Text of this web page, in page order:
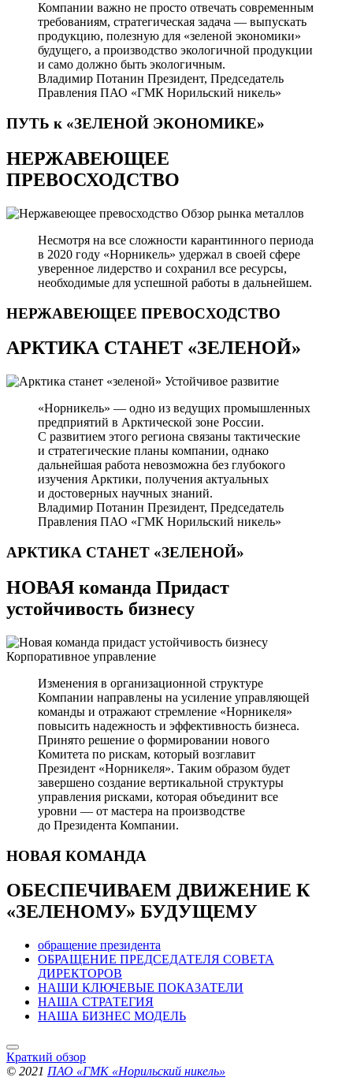
Компании важно не просто отвечать современным
требованиям, стратегическая задача — выпускать
продукцию, полезную для «зеленой экономики»
будущего, а производство экологичной продукции
и само должно быть экологичным.
Владимир Потанин Президент, Председатель
Правления ПАО «ГМК Норильский никель»
ПУТЬ к «ЗЕЛЕНОЙ ЭКОНОМИКЕ»
НЕРЖАВЕЮЩЕЕ
ПРЕВОСХОДСТВО
Обзор рынка металлов
Несмотря на все сложности карантинного периода
в 2020 году «Норникель» удержал в своей сфере
уверенное лидерство и сохранил все ресурсы,
необходимые для успешной работы в дальнейшем.
НЕРЖАВЕЮЩЕЕ ПРЕВОСХОДСТВО
АРКТИКА СТАНЕТ «ЗЕЛЕНОЙ»
Устойчивое развитие
«Норникель» — одно из ведущих промышленных
предприятий в Арктической зоне России.
С развитием этого региона связаны тактические
и стратегические планы компании, однако
дальнейшая работа невозможна без глубокого
изучения Арктики, получения актуальных
и достоверных научных знаний.
Владимир Потанин Президент, Председатель
Правления ПАО «ГМК Норильский никель»
АРКТИКА СТАНЕТ «ЗЕЛЕНОЙ»
НОВАЯ команда Придаст
устойчивость бизнесу
Корпоративное управление
Изменения в организационной структуре
Компании направлены на усиление управляющей
команды и отражают стремление «Норникеля»
повысить надежность и эффективность бизнеса.
Принято решение о формировании нового
Комитета по рискам, который возглавит
Президент «Норникеля». Таким образом будет
завершено создание вертикальной структуры
управления рисками, которая объединит все
уровни — от мастера на производстве
до Президента Компании.
НОВАЯ КОМАНДА
ОБЕСПЕЧИВАЕМ ДВИЖЕНИЕ К
«ЗЕЛЕНОМУ» БУДУЩЕМУ
обращение президента
ОБРАЩЕНИЕ ПРЕДСЕДАТЕЛЯ СОВЕТА
ДИРЕКТОРОВ
НАШИ КЛЮЧЕВЫЕ ПОКАЗАТЕЛИ
НАША СТРАТЕГИЯ
НАША БИЗНЕС МОДЕЛЬ
Краткий обзор
© 2021 ПАО «ГМК «Норильский никель»